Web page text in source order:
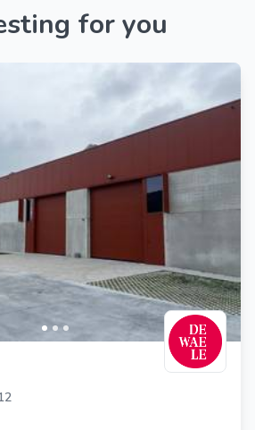
for you